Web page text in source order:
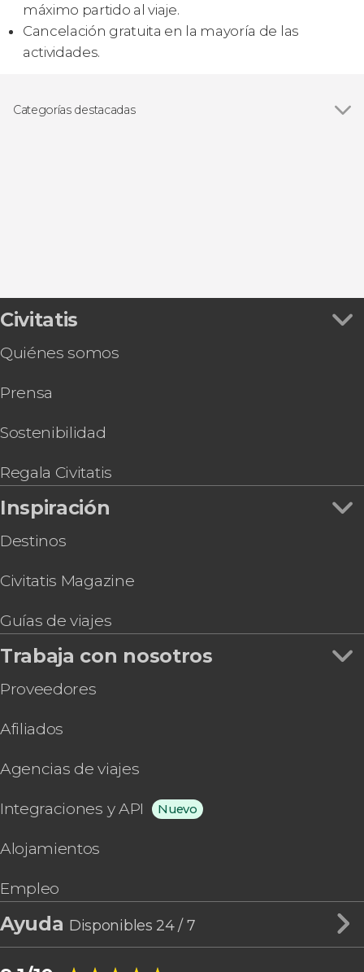
máximo partido al viaje.
Cancelación gratuita en la mayoría de las
actividades.
Categorías destacadas
Civitatis
Quiénes somos
Prensa
Sostenibilidad
Regala Civitatis
Inspiración
Destinos
Civitatis Magazine
Guías de viajes
Trabaja con nosotros
Proveedores
Afiliados
Agencias de viajes
Integraciones y API Nuevo
Alojamientos
Empleo
Ayuda Disponibles 24 / 7